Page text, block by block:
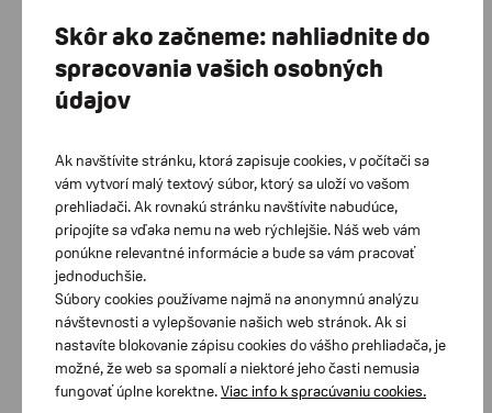
príznaky.
Pomôcka je určená pre deti od 3 rokov a
Zákaznícke centrum Bratislava
Zákaznícke tel. linky: 02/448 812 03, 0902 604 047
Račianska 77/B, 831 02 Bratislava
Zákaznícke centrum Banská Bystrica
Zákaznícke tel. linky: 048/415 1054, 0905 420 066
Skôr ako začneme: nahliadnite do
spracovania vašich osobných
údajov
Ak navštívite stránku, ktorá zapisuje cookies, v počítači sa
vám vytvorí malý textový súbor, ktorý sa uloží vo vašom
prehliadači. Ak rovnakú stránku navštívite nabudúce,
pripojíte sa vďaka nemu na web rýchlejšie. Náš web vám
ponúkne relevantné informácie a bude sa vám pracovať
jednoduchšie.
Súbory cookies používame najmä na anonymnú analýzu
návštevnosti a vylepšovanie našich web stránok. Ak si
nastavíte blokovanie zápisu cookies do vášho prehliadača, je
možné, že web sa spomalí a niektoré jeho časti nemusia
fungovať úplne korektne.Viac info k spracúvaniu cookies.